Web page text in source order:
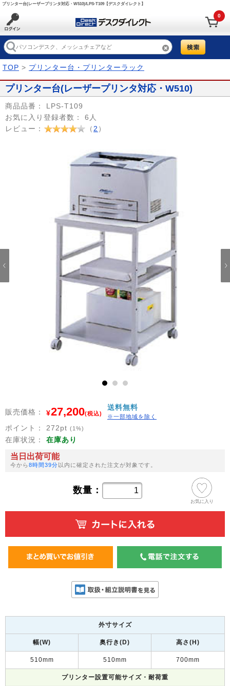
プリンター台(レーザープリンタ対応・W510)/LPS-T109【デスクダイレクト】
0
TOP > プリンター台・プリンターラック
プリンター台(レーザープリンタ対応・W510)
商品品番：
LPS-T109
お気に入り登録者数：
6人
レビュー：
（ 2 ）
販売価格： ¥27,200(税込)
送料無料
※一部地域を除く
ポイント： 272pt (1%)
在庫状況： 在庫あり
当日出荷可能
今から8時間39分以内に確定された注文が対象です。
数量：
お気に入り
外寸サイズ
幅(W) 奥行き(D) 高さ(H)
510mm 510mm 700mm
プリンター設置可能サイズ・耐荷重